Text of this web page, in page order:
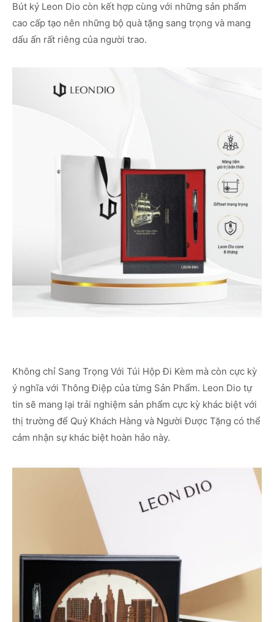
Bút ký Leon Dio còn kết hợp cùng với những sản phẩm
cao cấp tạo nên những bộ quà tặng sang trọng và mang
dấu ấn rất riêng của người trao.
Không chỉ Sang Trọng Với Túi Hộp Đi Kèm mà còn cực kỳ
ý nghĩa với Thông Điệp của từng Sản Phẩm. Leon Dio tự
tin sẽ mang lại trải nghiệm sản phẩm cực kỳ khác biệt với
thị trường để Quý Khách Hàng và Người Được Tặng có thể
cảm nhận sự khác biệt hoàn hảo này.